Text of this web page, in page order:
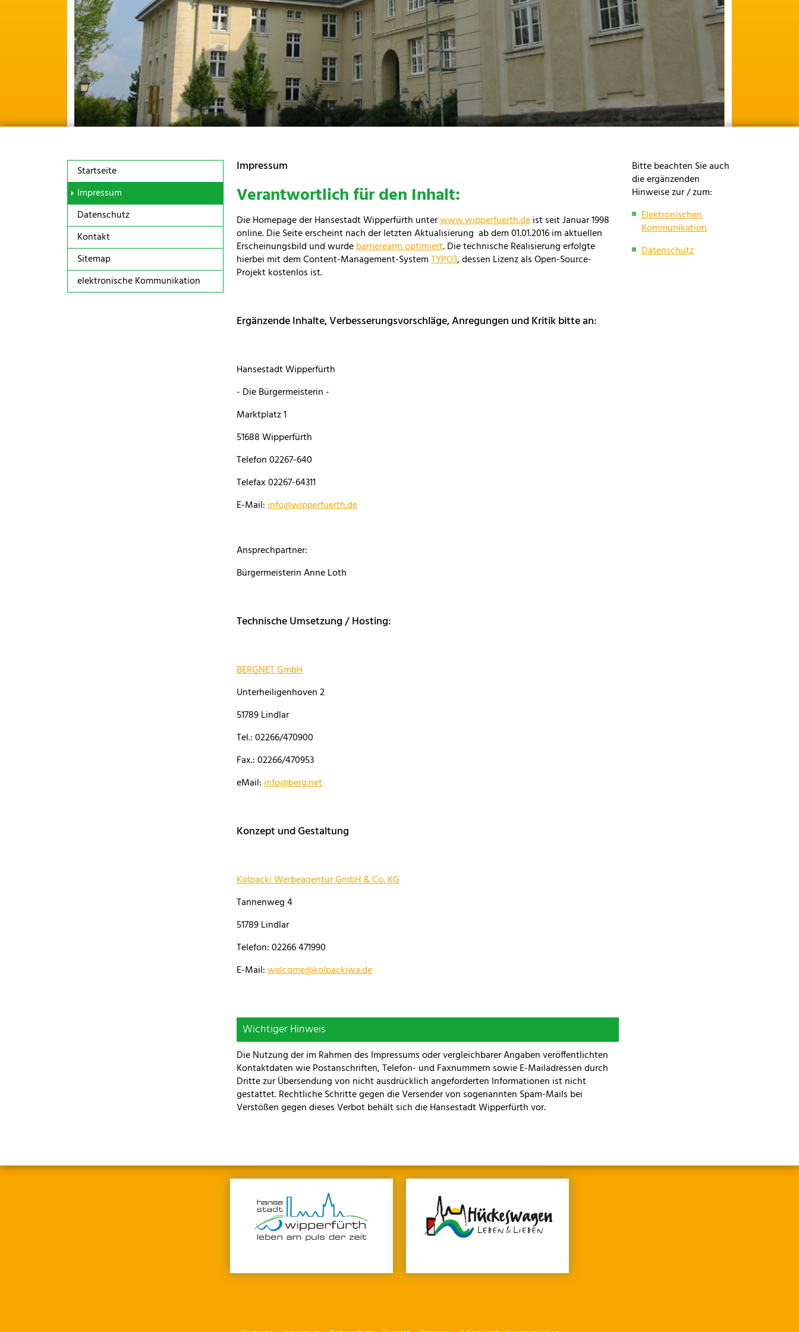
Startseite
Impressum
Datenschutz
Kontakt
Sitemap
elektronische Kommunikation
Impressum
Verantwortlich für den Inhalt:
Die Homepage der Hansestadt Wipperfürth unterwww.wipperfuerth.deist seit Januar 1998
online. Die Seite erscheint nach der letzten Aktualisierung ab dem 01.01.2016 im aktuellen
Erscheinungsbild und wurdebarrierearm optimiert. Die technische Realisierung erfolgte
hierbei mit dem Content-Management-SystemTYPO3, dessen Lizenz als Open-Source-
Projekt kostenlos ist.
Ergänzende Inhalte, Verbesserungsvorschläge, Anregungen und Kritik bitte an:
Hansestadt Wipperfürth
- Die Bürgermeisterin -
Marktplatz 1
51688 Wipperfürth
Telefon 02267-640
Telefax 02267-64311
E-Mail:info@wipperfuerth.de
Ansprechpartner:
Bürgermeisterin Anne Loth
Technische Umsetzung / Hosting:
BERGNET GmbH
Unterheiligenhoven 2
51789 Lindlar
Tel.: 02266/470900
Fax.: 02266/470953
eMail:info@berg.net
Konzept und Gestaltung
Kolpacki Werbeagentur GmbH & Co. KG
Tannenweg 4
51789 Lindlar
Telefon: 02266 471990
E-Mail:welcome@kolpackiwa.de
Wichtiger Hinweis
Die Nutzung der im Rahmen des Impressums oder vergleichbarer Angaben veröffentlichten
Kontaktdaten wie Postanschriften, Telefon- und Faxnummern sowie E-Mailadressen durch
Dritte zur Übersendung von nicht ausdrücklich angeforderten Informationen ist nicht
gestattet. Rechtliche Schritte gegen die Versender von sogenannten Spam-Mails bei
Verstößen gegen dieses Verbot behält sich die Hansestadt Wipperfürth vor.
Bitte beachten Sie auch
die ergänzenden
Hinweise zur / zum:
Elektronischen
Kommunikation
Datenschutz